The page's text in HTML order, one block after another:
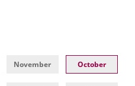
November October